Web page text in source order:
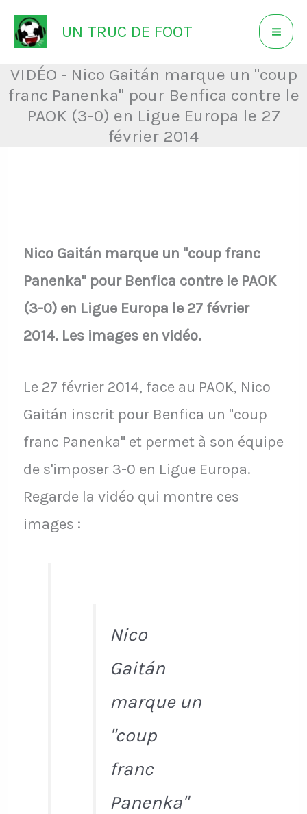
Aller
au
contenu
UN TRUC DE FOOT
VIDÉO - Nico Gaitán marque un "coup
franc Panenka" pour Benfica contre le
PAOK (3-0) en Ligue Europa le 27
février 2014
Nico Gaitán marque un "coup franc
Panenka" pour Benfica contre le PAOK
(3-0) en Ligue Europa le 27 février
2014. Les images en vidéo.
Le 27 février 2014, face au PAOK, Nico
Gaitán inscrit pour Benfica un "coup
franc Panenka" et permet à son équipe
de s'imposer 3-0 en Ligue Europa.
Regarde la vidéo qui montre ces
images :
Nico
Gaitán
marque un
"coup
franc
Panenka"